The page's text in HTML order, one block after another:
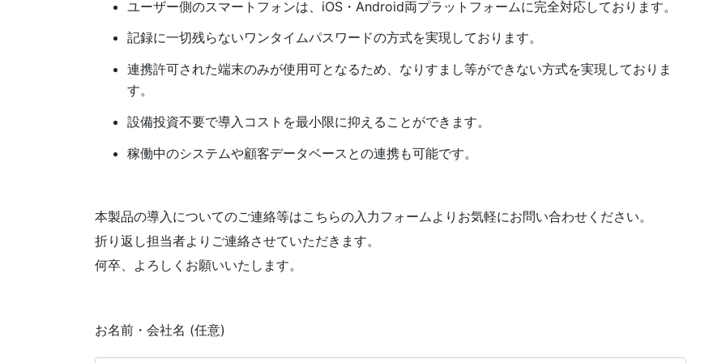
ユーザー側のスマートフォンは、iOS・Android両プラットフォームに完全対応しております。
記録に一切残らないワンタイムパスワードの方式を実現しております。
連携許可された端末のみが使用可となるため、なりすまし等ができない方式を実現しておりま
す。
設備投資不要で導入コストを最小限に抑えることができます。
稼働中のシステムや顧客データベースとの連携も可能です。
本製品の導入についてのご連絡等はこちらの入力フォームよりお気軽にお問い合わせください。
折り返し担当者よりご連絡させていただきます。
何卒、よろしくお願いいたします。
お名前・会社名 (任意)